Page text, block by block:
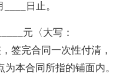
日止。
元〈大写：
签完合同一次性付清，
本合同所指的铺面内。